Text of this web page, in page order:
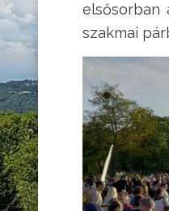
elsősorban
szakmai